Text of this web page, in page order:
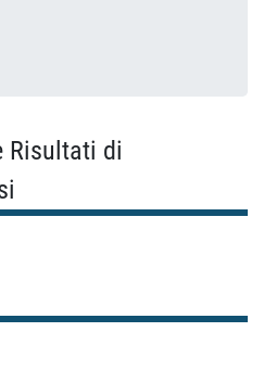
Risultati di